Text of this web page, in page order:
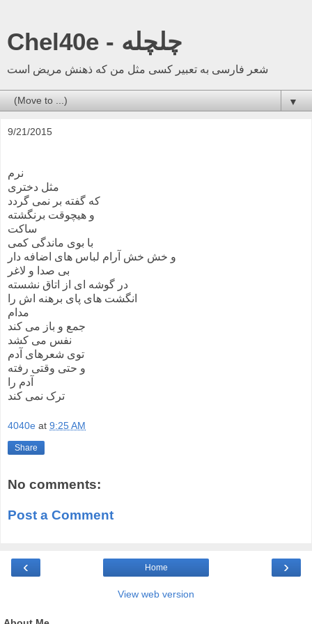
Chel40e - چلچله
شعر فارسی به تعبیر کسی مثل من که ذهنش مریض است
▼
9/21/2015
نرم
مثل دختری
که گفته بر نمی گردد
و هیچوقت برنگشته
ساکت
با بوی ماندگی کمی
و خش خش آرام لباس های اضافه دار
بی صدا و لاغر
در گوشه ای از اتاق نشسته
انگشت های پای برهنه اش را
مدام
جمع و باز می کند
نفس می کشد
توی شعرهای آدم
و حتی وقتی رفته
آدم را
ترک نمی کند
4040e at 9:25 AM
Share
No comments:
Post a Comment
‹ ›
Home
View web version